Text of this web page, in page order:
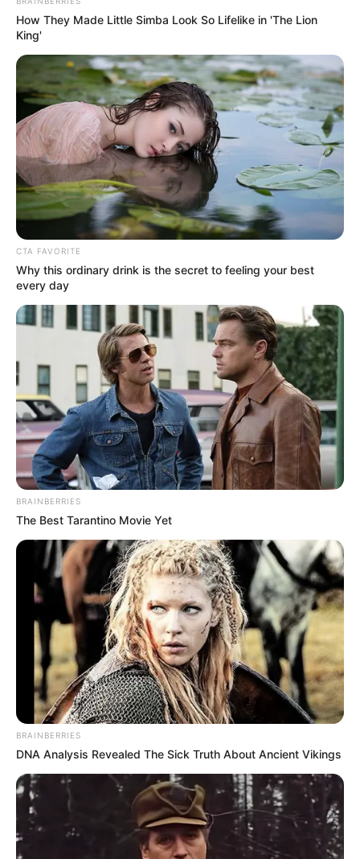
Χαλκίδας
Εύβοια: Θλίψη για γνωστό επαγγελματία που
έφυγε από την ζωή
Ακολουθήστε το evianews.com στοGoogle
News
ΤΑ ΠΙΟ ΔΗΜΟΦΙΛΗ
How They Made Little Simba Look So Lifelike in 'The Lion
King'
CTA FAVORITE
Why this ordinary drink is the secret to feeling your best
every day
BRAINBERRIES
The Best Tarantino Movie Yet
BRAINBERRIES
DNA Analysis Revealed The Sick Truth About Ancient Vikings